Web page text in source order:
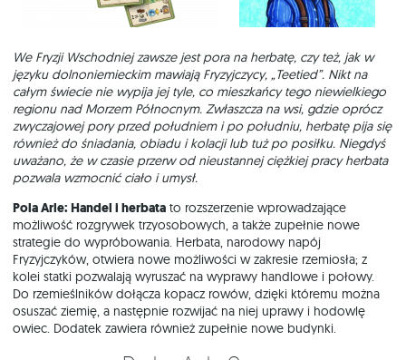
We Fryzji Wschodniej zawsze jest pora na herbatę, czy też, jak w
języku dolnoniemieckim mawiają Fryzyjczycy, „Teetied”. Nikt na
całym świecie nie wypija jej tyle, co mieszkańcy tego niewielkiego
regionu nad Morzem Północnym. Zwłaszcza na wsi, gdzie oprócz
zwyczajowej pory przed południem i po południu, herbatę pija się
również do śniadania, obiadu i kolacji lub tuż po posiłku. Niegdyś
uważano, że w czasie przerw od nieustannej ciężkiej pracy herbata
pozwala wzmocnić ciało i umysł.
Pola Arle: Handel i herbata to rozszerzenie wprowadzające
możliwość rozgrywek trzyosobowych, a także zupełnie nowe
strategie do wypróbowania. Herbata, narodowy napój
Fryzyjczyków, otwiera nowe możliwości w zakresie rzemiosła; z
kolei statki pozwalają wyruszać na wyprawy handlowe i połowy.
Do rzemieślników dołącza kopacz rowów, dzięki któremu można
osuszać ziemię, a następnie rozwijać na niej uprawy i hodowlę
owiec. Dodatek zawiera również zupełnie nowe budynki.